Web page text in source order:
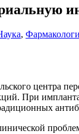
,
центра
При